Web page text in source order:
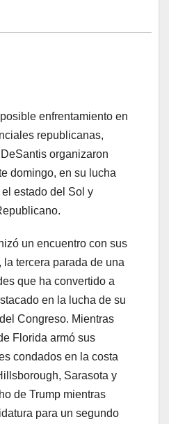
enfrentamiento en
republicanas,
organizaron
domingo, en su lucha
estado del Sol y
un encuentro con sus
tercera parada de una
que ha convertido a
en la lucha de su
Congreso. Mientras
Florida armó sus
condados en la costa
Sarasota y
de Trump mientras
para un segundo